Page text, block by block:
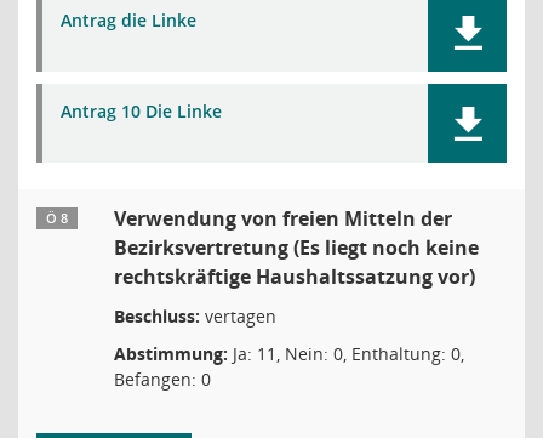
Antrag die Linke
Antrag 10 Die Linke
Ö 8
Verwendung von freien Mitteln der
Bezirksvertretung (Es liegt noch keine
rechtskräftige Haushaltssatzung vor)
Beschluss: vertagen
Abstimmung: Ja: 11, Nein: 0, Enthaltung: 0,
Befangen: 0